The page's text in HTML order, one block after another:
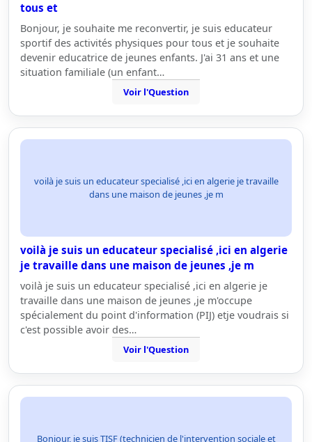
tous et
Bonjour, je souhaite me reconvertir, je suis educateur
sportif des activités physiques pour tous et je souhaite
devenir educatrice de jeunes enfants. J'ai 31 ans et une
situation familiale (un enfant…
Voir l'Question
voilà je suis un educateur specialisé ,ici en algerie je travaille
dans une maison de jeunes ,je m
voilà je suis un educateur specialisé ,ici en algerie
je travaille dans une maison de jeunes ,je m
voilà je suis un educateur specialisé ,ici en algerie je
travaille dans une maison de jeunes ,je m'occupe
spécialement du point d'information (PIJ) etje voudrais si
c'est possible avoir des…
Voir l'Question
Bonjour, je suis TISF (technicien de l'intervention sociale et